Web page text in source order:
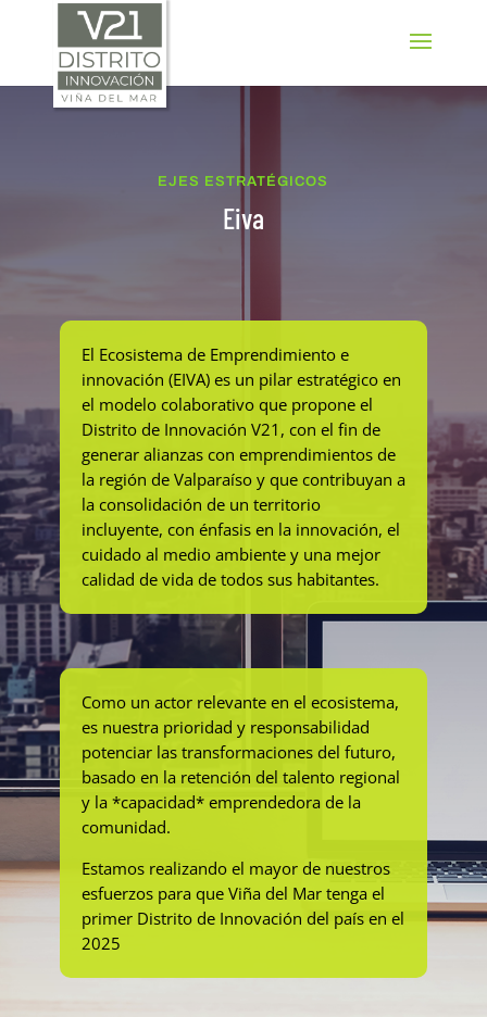
EJES ESTRATÉGICOS
Eiva
El Ecosistema de Emprendimiento e
innovación (EIVA) es un pilar estratégico en
el modelo colaborativo que propone el
Distrito de Innovación V21, con el fin de
generar alianzas con emprendimientos de
la región de Valparaíso y que contribuyan a
la consolidación de un territorio
incluyente, con énfasis en la innovación, el
cuidado al medio ambiente y una mejor
calidad de vida de todos sus habitantes.
Como un actor relevante en el ecosistema,
es nuestra prioridad y responsabilidad
potenciar las transformaciones del futuro,
basado en la retención del talento regional
y la *capacidad* emprendedora de la
comunidad.
Estamos realizando el mayor de nuestros
esfuerzos para que Viña del Mar tenga el
primer Distrito de Innovación del país en el
2025
SELECT LANGUAGE ▼